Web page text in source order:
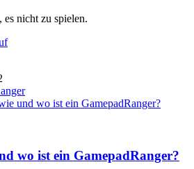
nicht zu spielen.
und wo ist ein GamepadRanger?
wo ist ein GamepadRanger?